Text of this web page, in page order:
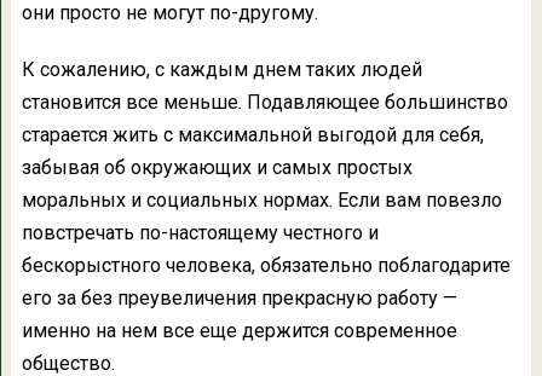
они просто не могут по-другому.
К сожалению, с каждым днем таких людей
становится все меньше. Подавляющее большинство
старается жить с максимальной выгодой для себя,
забывая об окружающих и самых простых
моральных и социальных нормах. Если вам повезло
повстречать по-настоящему честного и
бескорыстного человека, обязательно поблагодарите
его за без преувеличения прекрасную работу —
именно на нем все еще держится современное
общество.